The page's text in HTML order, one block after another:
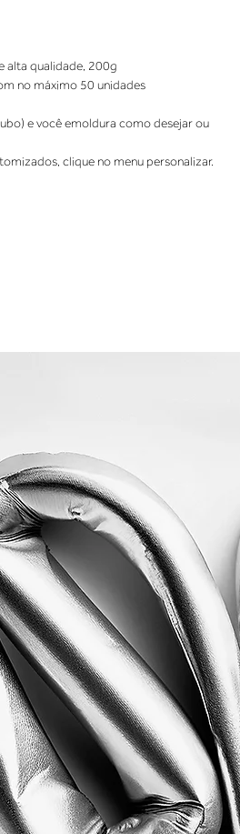
alta qualidade, 200g
no máximo 50 unidades
e você emoldura como desejar ou
clique no menu personalizar.